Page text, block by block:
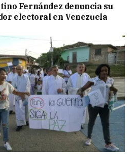
Fernández denuncia su
electoral en Venezuela